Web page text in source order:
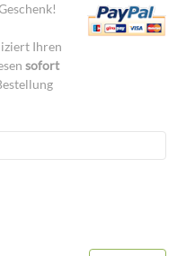
Ihren
sofort